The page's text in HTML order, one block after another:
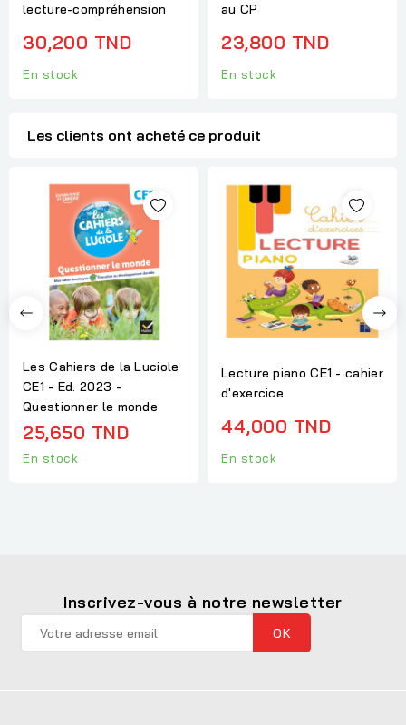
lecture-compréhension
30,200 TND
En stock
au CP
23,800 TND
En stock
Les clients ont acheté ce produit
Les Cahiers de la Luciole
CE1 - Ed. 2023 -
Questionner le monde
25,650 TND
En stock
Lecture piano CE1 - cahier
d'exercice
44,000 TND
En stock
Inscrivez-vous à notre newsletter